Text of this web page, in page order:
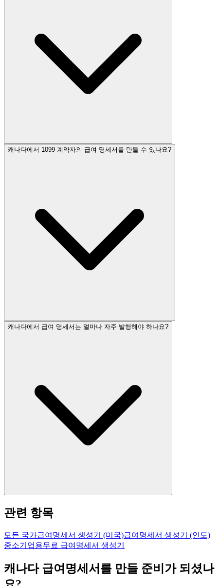
캐나다에서 1099 계약자의 급여 명세서를 만들 수 있나요?
캐나다에서 급여 명세서는 얼마나 자주 발행해야 하나요?
관련 항목
모든 국가급여명세서 생성기 (미국)급여명세서 생성기 (인도)
중소기업용무료 급여명세서 생성기
캐나다 급여명세서를 만들 준비가 되셨나